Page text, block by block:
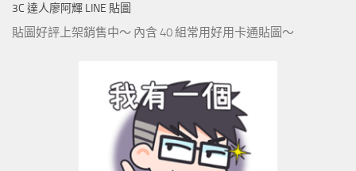
3C 達人廖阿輝 LINE 貼圖
貼圖好評上架銷售中～ 內含 40 組常用好用卡通貼圖～